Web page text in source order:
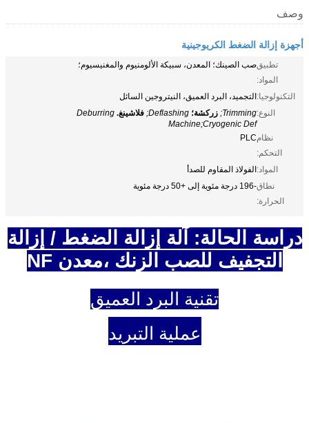
وصف
أجهزة إزالة الضغط الكريوجينية
تطبيق
المواد:
صب الصينك؛ المعدن، سبيكة الألومنيوم والمغنيسيوم؛
التكنولوجيا:التجميد، البرد العميق، النيتروجين السائل
النوع:Trimming; زركشة؛ Deflashing; فلاشينغ. Deburring
Machine;Cryogenic Def
نظام
التحكم:
PLC
المواد:الفولاذ المقاوم للصدأ
نطاق
الحرارة:
-196 درجة مئوية إلى +50 درجة مئوية
دراسة الحالة: آلة إزالة الضغط / إزالة
التجفيف للصب الزنك ،معدن NF
تقنية البرد العميق
عملية التبريد